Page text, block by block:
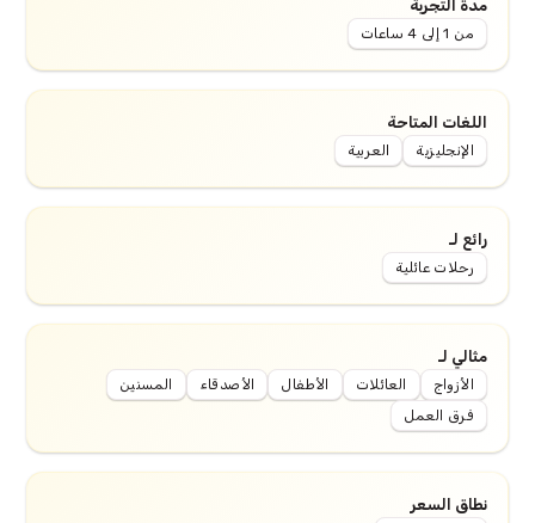
مدة التجربة
من 1 إلى 4 ساعات
اللغات المتاحة
الإنجليزية العربية
رائع لـ
رحلات عائلية
مثالي لـ
الأزواج العائلات الأطفال الأصدقاء
المسنين
فرق العمل
نطاق السعر